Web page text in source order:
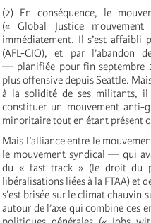
(2) En conséquence, le
(« Global Justice
immédiatement. Il s’est affaibli
(AFL-CIO), et par l’abandon
— planifiée pour fin septembre
plus offensive depuis Seattle.
à la solidité de ses militants,
constituer un mouvement anti-
minoritaire tout en étant présent
Mais l’alliance entre le
le mouvement syndical — qui
du « fast track » (le droit du
libéralisations liées à la FTAA) et
s’est brisée sur le climat chauvin
autour de l’axe qui combine ces